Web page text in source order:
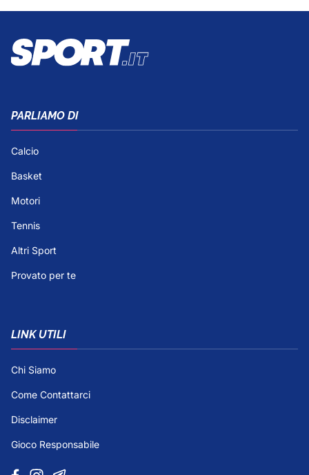
PARLIAMO DI
Calcio
Basket
Motori
Tennis
Altri Sport
Provato per te
LINK UTILI
Chi Siamo
Come Contattarci
Disclaimer
Gioco Responsabile